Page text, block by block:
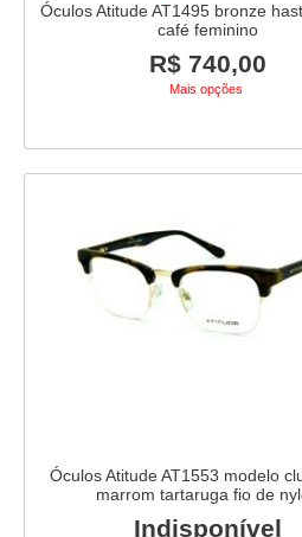
Óculos Atitude AT1495 bronze
café feminino
R$ 740,00
Mais opções
Óculos Atitude AT1553 modelo
marrom tartaruga fio de
Indisponível